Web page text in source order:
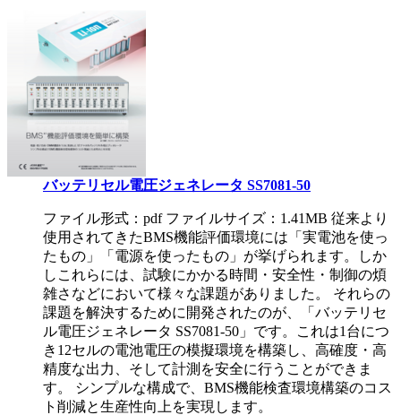
バッテリセル電圧ジェネレータ SS7081-50
ファイル形式：pdf ファイルサイズ：1.41MB 従来より
使用されてきたBMS機能評価環境には「実電池を使っ
たもの」「電源を使ったもの」が挙げられます。しか
しこれらには、試験にかかる時間・安全性・制御の煩
雑さなどにおいて様々な課題がありました。 それらの
課題を解決するために開発されたのが、「バッテリセ
ル電圧ジェネレータ SS7081-50」です。これは1台につ
き12セルの電池電圧の模擬環境を構築し、高確度・高
精度な出力、そして計測を安全に行うことができま
す。 シンプルな構成で、BMS機能検査環境構築のコス
ト削減と生産性向上を実現します。